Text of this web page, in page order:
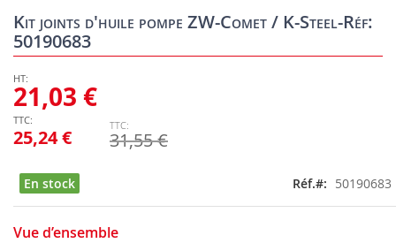
Kit joints d'huile pompe ZW-Comet / K-Steel-Réf:
50190683
25,24 €
21,03 €
31,55 €
En stock Réf. 50190683
Vue d’ensemble
to
the
beginning
the
images
gallery